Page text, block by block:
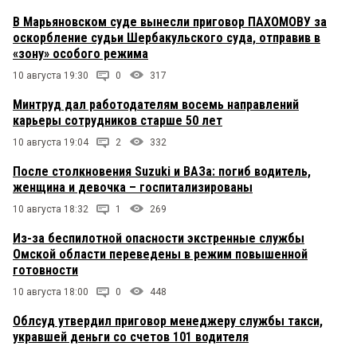
В Марьяновском суде вынесли приговор ПАХОМОВУ за
оскорбление судьи Шербакульского суда, отправив в
«зону» особого режима
10 августа 19:30 0 317
Минтруд дал работодателям восемь направлений
карьеры сотрудников старше 50 лет
10 августа 19:04 2 332
После столкновения Suzuki и ВАЗа: погиб водитель,
женщина и девочка – госпитализированы
10 августа 18:32 1 269
Из-за беспилотной опасности экстренные службы
Омской области переведены в режим повышенной
готовности
10 августа 18:00 0 448
Облсуд утвердил приговор менеджеру службы такси,
укравшей деньги со счетов 101 водителя